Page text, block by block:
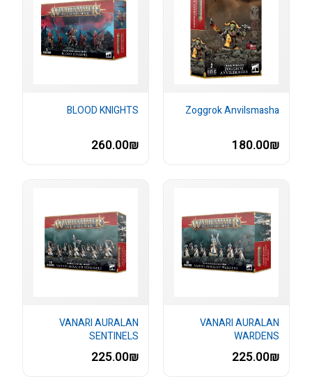
Zoggrok Anvilsmasha
180.00₪
BLOOD KNIGHTS
260.00₪
VANARI AURALAN
WARDENS
225.00₪
VANARI AURALAN
SENTINELS
225.00₪